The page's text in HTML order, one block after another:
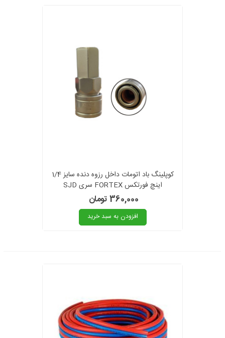
کوپلینگ باد اتومات داخل رزوه دنده سایز 1/4
اینچ فورتکس FORTEX سری SJD
360,000 تومان
افزودن به سبد خرید